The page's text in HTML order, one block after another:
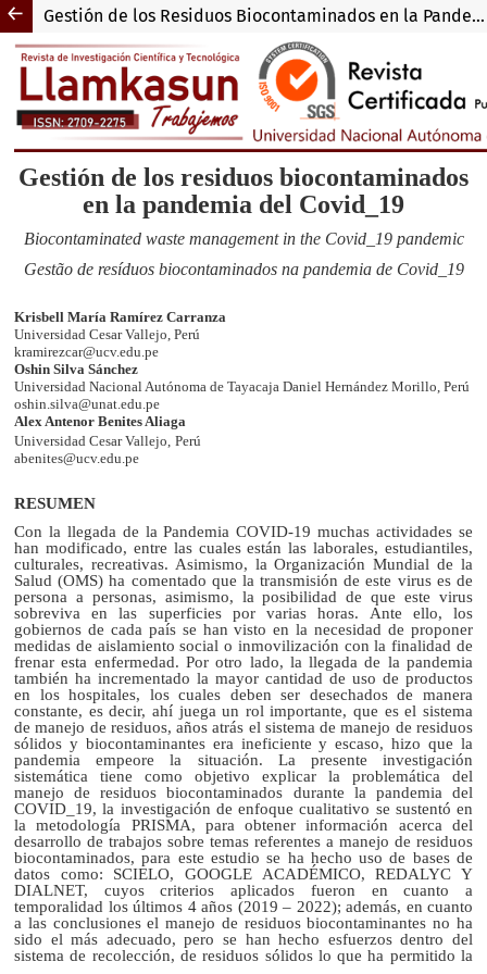
Gestión de los Residuos Biocontaminados en la Pandemia del Covid_19